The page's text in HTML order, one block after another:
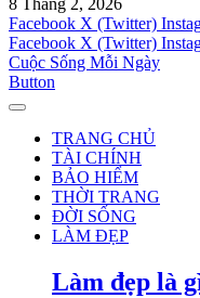
Facebook X (Twitter)
Facebook X (Twitter)
Cuộc Sống Mỗi Ngày
Button
TRANG CHỦ
TÀI CHÍNH
BẢO HIỂM
THỜI TRANG
ĐỜI SỐNG
LÀM ĐẸP
Làm đẹp là